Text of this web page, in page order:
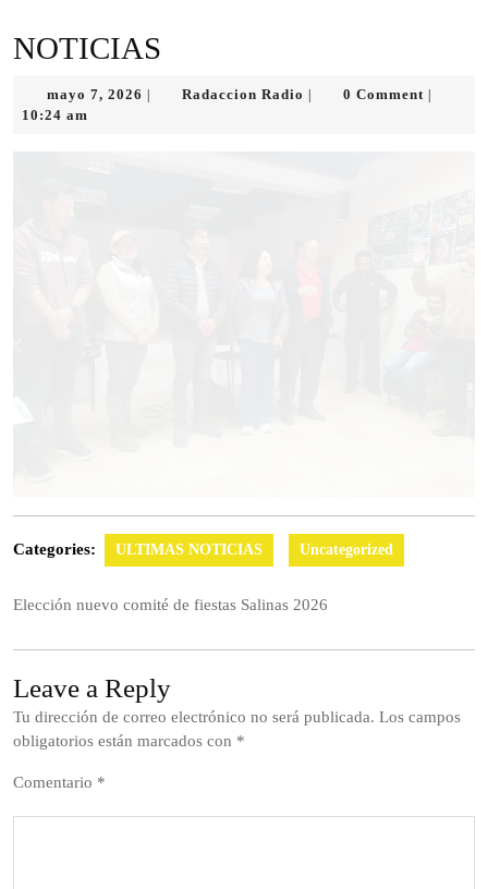
NOTICIAS
mayo 7, 2026 Radaccion Radio 0 Comment
10:24 am
Categories: ULTIMAS NOTICIAS Uncategorized
Elección nuevo comité de fiestas Salinas 2026
Leave a Reply
Tu dirección de correo electrónico no será publicada. Los campos
obligatorios están marcados con *
Comentario *